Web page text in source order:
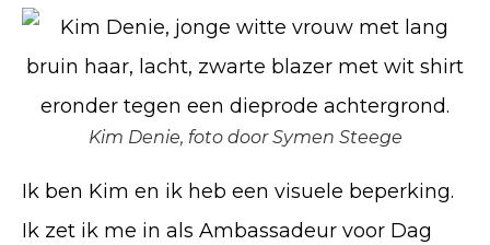
Kim Denie, foto door Symen Steege
Ik ben Kim en ik heb een visuele beperking.
Ik zet ik me in als Ambassadeur voor Dag